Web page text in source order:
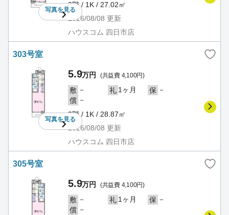
写真を見る
3階 / 1K / 27.02㎡
2026/08/08 更新
ハウスコム 四日市店
303号室
写真を見る
5.9万円 (共益費 4,100円)
敷 － 礼 1ヶ月 保 －
償 －
3階 / 1K / 28.87㎡
2026/08/08 更新
ハウスコム 四日市店
305号室
5.9万円 (共益費 4,100円)
敷 － 礼 1ヶ月 保 －
償 －